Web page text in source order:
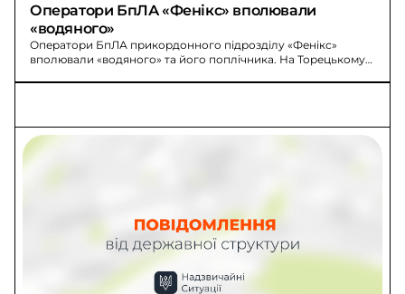
Оператори БпЛА «Фенікс» вполювали
«водяного»
Оператори БпЛА прикордонного підрозділу «Фенікс»
вполювали «водяного» та його поплічника. На Торецькому